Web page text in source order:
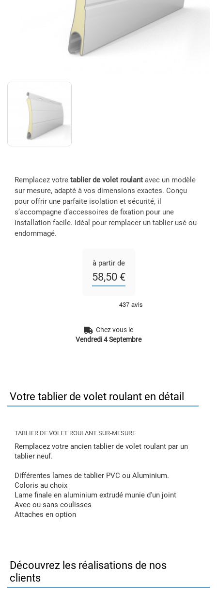
Remplacez votre tablier de volet roulant avec un modèle
sur mesure, adapté à vos dimensions exactes. Conçu
pour offrir une parfaite isolation et sécurité, il
s’accompagne d’accessoires de fixation pour une
installation facile. Idéal pour remplacer un tablier usé ou
endommagé.
à partir de
58,50 €
Chez vous le
Vendredi 4 Septembre
Votre tablier de volet roulant en détail
TABLIER DE VOLET ROULANT SUR-MESURE
Remplacez votre ancien tablier de volet roulant par un
tablier neuf.
Différentes lames de tablier PVC ou Aluminium.
Coloris au choix
Lame finale en aluminium extrudé munie d'un joint
Avec ou sans coulisses
Attaches en option
Découvrez les réalisations de nos
clients